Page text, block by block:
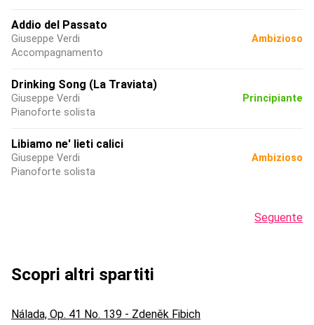
Addio del Passato
Giuseppe Verdi
Accompagnamento
Ambizioso
Drinking Song (La Traviata)
Giuseppe Verdi
Pianoforte solista
Principiante
Libiamo ne' lieti calici
Giuseppe Verdi
Pianoforte solista
Ambizioso
Seguente
Scopri altri spartiti
Nálada, Op. 41 No. 139 - Zdeněk Fibich